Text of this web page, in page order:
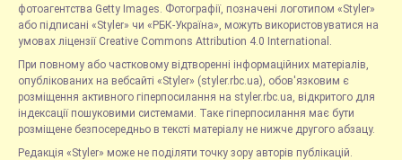
фотоагентства Getty Images. Фотографії, позначені логотипом «Styler»
або підписані «Styler» чи «РБК-Україна», можуть використовуватися на
умовах ліцензії Creative Commons Attribution 4.0 International.
При повному або частковому відтворенні інформаційних матеріалів,
опублікованих на вебсайті «Styler» (styler.rbc.ua), обов'язковим є
розміщення активного гіперпосилання на styler.rbc.ua, відкритого для
індексації пошуковими системами. Таке гіперпосилання має бути
розміщене безпосередньо в тексті матеріалу не нижче другого абзацу.
Редакція «Styler» може не поділяти точку зору авторів публікацій.